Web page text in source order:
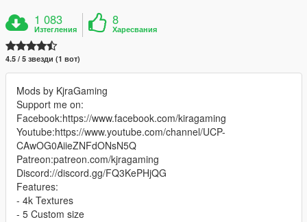
1 083
Изтегления
8
Харесвания
4.5 / 5 звезди (1 вот)
Mods by KjraGaming
Support me on:
Facebook:https://www.facebook.com/kiragaming
Youtube:https://www.youtube.com/channel/UCP-
CAwOG0AiieZNFdONsN5Q
Patreon:patreon.com/kjragaming
Discord://discord.gg/FQ3KePHjQG
Features:
- 4k Textures
- 5 Custom size